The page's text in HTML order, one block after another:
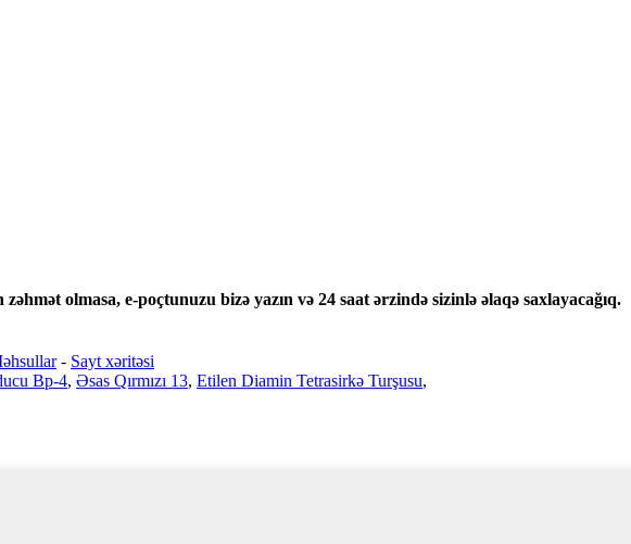
olmasa, e-poçtunuzu bizə yazın və 24 saat ərzində sizinlə əlaqə saxlayacağıq.
- Sayt xəritəsi
Bp-4, Əsas Qırmızı 13, Etilen Diamin Tetrasirkə Turşusu,